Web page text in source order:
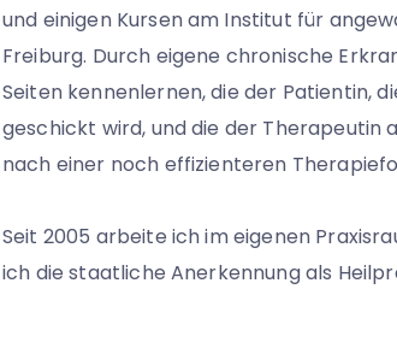
und einigen Kursen am Institut für
Freiburg. Durch eigene chronische
Seiten kennenlernen, die der Patientin,
geschickt wird, und die der Therapeutin
nach einer noch effizienteren
Seit 2005 arbeite ich im eigenen
ich die staatliche Anerkennung als